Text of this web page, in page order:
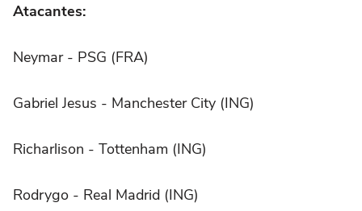
Atacantes:
Neymar - PSG (FRA)
Gabriel Jesus - Manchester City (ING)
Richarlison - Tottenham (ING)
Rodrygo - Real Madrid (ING)